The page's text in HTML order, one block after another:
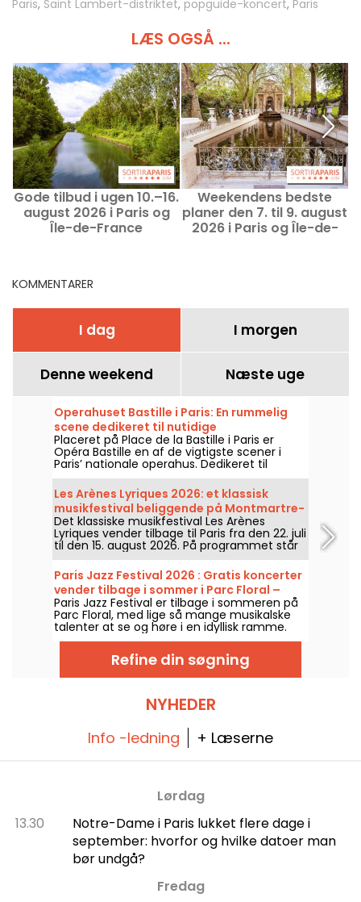
Paris, Saint Lambert-distriktet, popguide-koncert, Paris
LÆS OGSÅ ...
Gode tilbud i ugen 10.–16.
august 2026 i Paris og
Île-de-France
Weekendens bedste
planer den 7. til 9. august
2026 i Paris og Île-de-
KOMMENTARER
I dag I morgen
Denne weekend Næste uge
Operahuset Bastille i Paris: En rummelig
scene dedikeret til nutidige
operaproduktioner
Placeret på Place de la Bastille i Paris er
Opéra Bastille en af de vigtigste scener i
Paris’ nationale operahus. Dedikeret til
opsætninger af operaer og
balletforestillinger året rundt. Siden
indvielsen i 1989 har den moderne bygning
tiltrukket et bredt publikum og er blevet et
centralt referencepunkt for de, der ønsker
at følge med i byens klassiske forestillinger
og koreografiske shows.
Les Arènes Lyriques 2026: et klassisk
musikfestival beliggende på Montmartre-
højen
Det klassiske musikfestival Les Arènes
Lyriques vender tilbage til Paris fra den 22. juli
til den 15. august 2026. På programmet står
ikke mindre end 16 koncerter, der afholdes i
Arènes de Montmartre, en idyllisk ramme for
at høre de store klassikere.
Paris Jazz Festival 2026 : Gratis koncerter
vender tilbage i sommer i Parc Floral –
programmet
Paris Jazz Festival er tilbage i sommeren på
Parc Floral, med lige så mange musikalske
talenter at se og høre i en idyllisk ramme.
Her er programmet for de gratis koncerter,
man kan opdage fra den 24. juni til den 6.
september 2026!Refine din søgning
NYHEDER
Info -ledning + Læserne
Lørdag
13.30
Notre-Dame i Paris lukket flere dage i
september: hvorfor og hvilke datoer man
bør undgå?
Fredag